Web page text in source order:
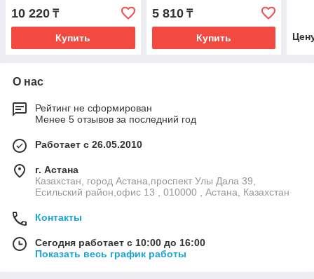
10 220 ₸
Купить
5 810₸
Купить
О нас
Рейтинг не сформирован
Менее 5 отзывов за последний год
Работает с 26.05.2010
г. Астана
Казахстан, город Астана,проспект Улы Дала 39,
Есильский район,офис 13 , 010000 , Астана, Казахстан
Контакты
Сегодня работает с 10:00 до 16:00
Показать весь график работы